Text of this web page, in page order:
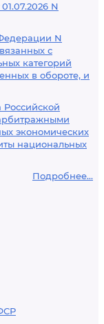
N
N
с
категорий
в обороте, и
Российской
экономических
национальных
Подробнее...